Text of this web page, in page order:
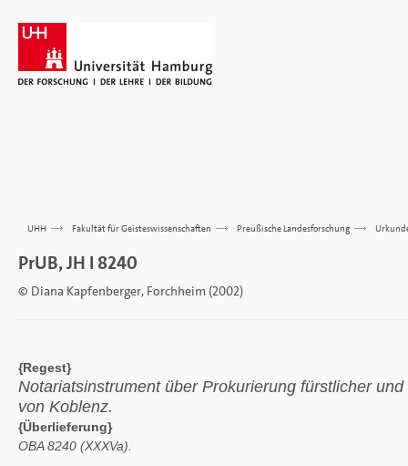
UHH >>> Fakultät für Geisteswissenschaften >>> Preußische Landesforschung >>>
PrUB, JH I 8240
© Diana Kapfenberger, Forchheim (2002)
{Regest}
Notariatsinstrument über Prokurierung fürstlicher
von Koblenz.
{Überlieferung}
OBA 8240 (XXXVa).